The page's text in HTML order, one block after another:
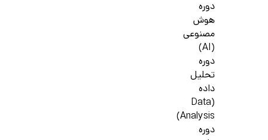
دوره
هوش
مصنوعی
(AI)
دوره
تحلیل
داده
(Data
Analysis)
دوره